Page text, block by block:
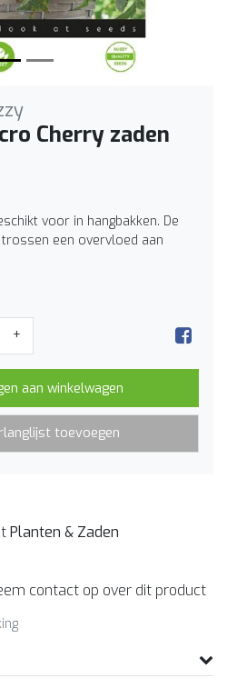
Cherry zaden
voor in hangbakken. De
een overvloed aan
+
aan winkelwagen
toevoegen
Planten & Zaden
contact op over dit product